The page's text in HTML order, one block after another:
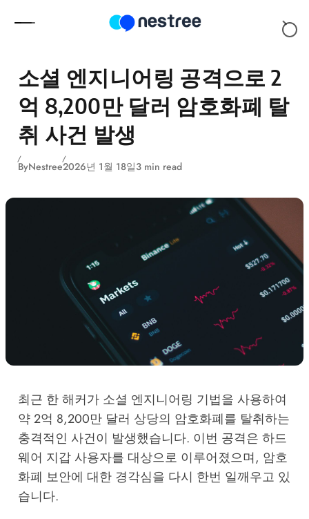
소셜 엔지니어링 공격으로 2
억 8,200만 달러 암호화폐 탈
취 사건 발생
ByNestree2026년 1월 18일3 min read
최근 한 해커가 소셜 엔지니어링 기법을 사용하여
약 2억 8,200만 달러 상당의 암호화폐를 탈취하는
충격적인 사건이 발생했습니다. 이번 공격은 하드
웨어 지갑 사용자를 대상으로 이루어졌으며, 암호
화폐 보안에 대한 경각심을 다시 한번 일깨우고 있
습니다.